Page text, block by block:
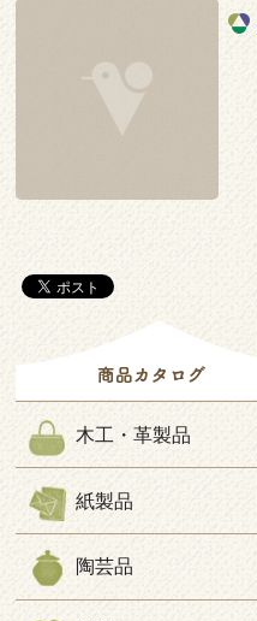
木工・革製品
紙製品
陶芸品